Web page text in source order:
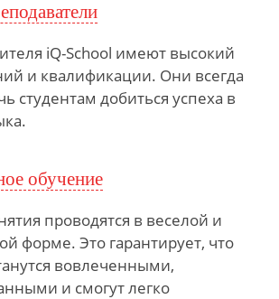
iQ-School имеют высокий
и квалификации. Они всегда
студентам добиться успеха в
обучение
проводятся в веселой и
форме. Это гарантирует, что
вовлеченными,
и смогут легко